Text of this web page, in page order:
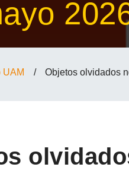
UAM / Objetos olvidados